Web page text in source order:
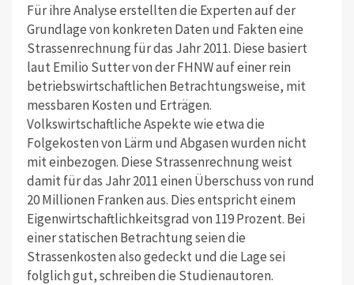
Für ihre Analyse erstellten die Experten auf der
Grundlage von konkreten Daten und Fakten eine
Strassenrechnung für das Jahr 2011. Diese basiert
laut Emilio Sutter von der FHNW auf einer rein
betriebswirtschaftlichen Betrachtungsweise, mit
messbaren Kosten und Erträgen.
Volkswirtschaftliche Aspekte wie etwa die
Folgekosten von Lärm und Abgasen wurden nicht
mit einbezogen. Diese Strassenrechnung weist
damit für das Jahr 2011 einen Überschuss von rund
20 Millionen Franken aus. Dies entspricht einem
Eigenwirtschaftlichkeitsgrad von 119 Prozent. Bei
einer statischen Betrachtung seien die
Strassenkosten also gedeckt und die Lage sei
folglich gut, schreiben die Studienautoren.